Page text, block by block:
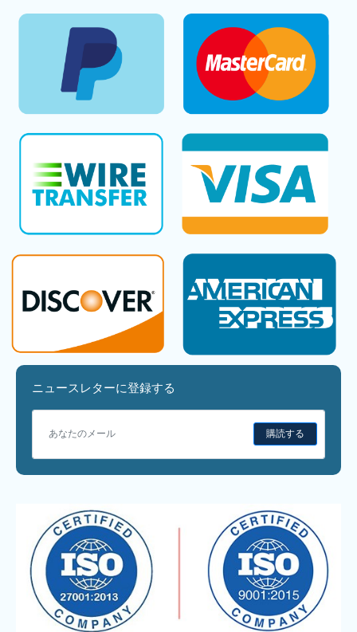
ニュースレターに登録する
購読する